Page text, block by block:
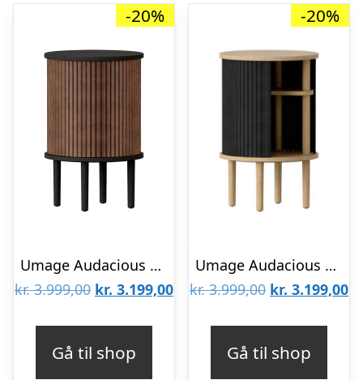
-20%
Umage Audacious sidebord – Sort eg – Hasselnød kunstlæder : Erling Christensen Møbler
kr.3.999,00 Den
kr. 3.199,00Den
Gå til shop
-20%
Umage Audacious sidebord – Lys eg – Charcoal : Erling Christensen Møbler
kr.3.999,00 Den
kr. 3.199,00
Gå til shop